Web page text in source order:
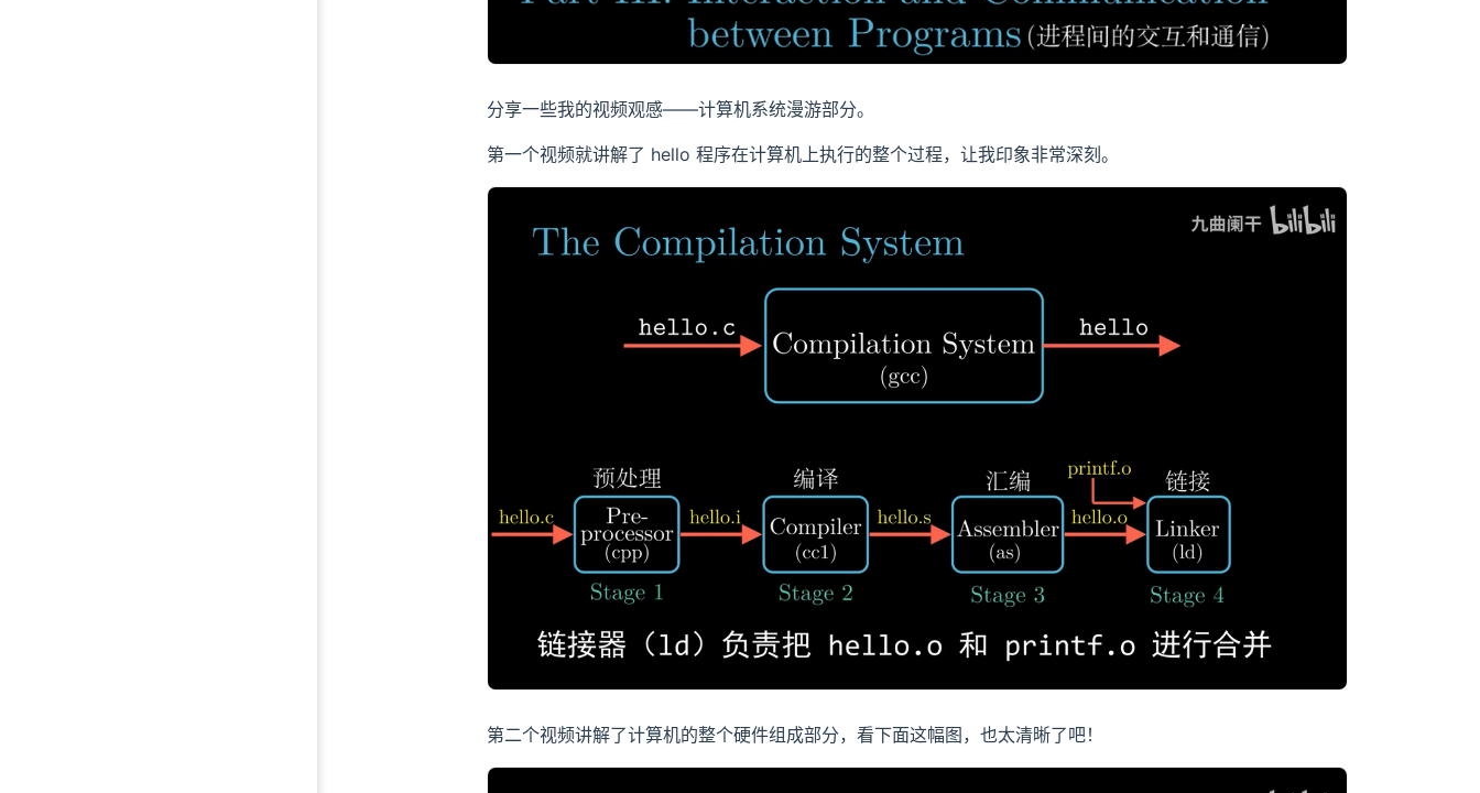
分享一些我的视频观感——计算机系统漫游部分。
第一个视频就讲解了 hello 程序在计算机上执行的整个过程，让我印象非常深刻。
第二个视频讲解了计算机的整个硬件组成部分，看下面这幅图，也太清晰了吧！